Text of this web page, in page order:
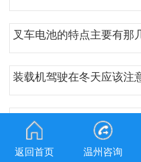
叉车电池的特点主要有那
装载机驾驶在冬天应该注
叉车维修销售
返回首页 温州咨询